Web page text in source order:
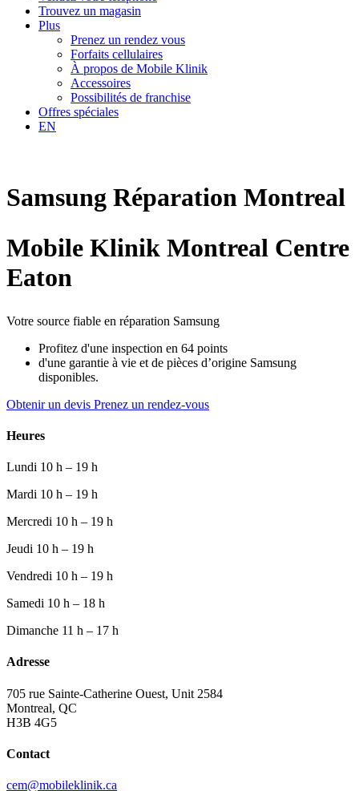
Trouvez un magasin
Plus
Prenez un rendez vous
Forfaits cellulaires
À propos de Mobile Klinik
Accessoires
Possibilités de franchise
Offres spéciales
EN
Samsung Réparation Montreal
Mobile Klinik Montreal Centre
Eaton
Votre source fiable en réparation Samsung
Profitez d'une inspection en 64 points
d'une garantie à vie et de pièces d’origine Samsung
disponibles.
Obtenir un devis Prenez un rendez-vous
Heures
Lundi 10 h – 19 h
Mardi 10 h – 19 h
Mercredi 10 h – 19 h
Jeudi 10 h – 19 h
Vendredi 10 h – 19 h
Samedi 10 h – 18 h
Dimanche 11 h – 17 h
Adresse
705 rue Sainte-Catherine Ouest, Unit 2584
Montreal, QC
H3B 4G5
Contact
cem@mobileklinik.ca